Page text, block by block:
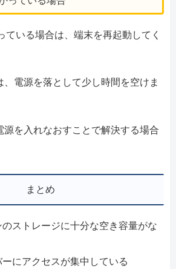
ている場合は、端末を再起動してく
電源を落として少し時間を空けま
源を入れなおすことで解決する場合
まとめ
ストレージに十分な空き容量がな
にアクセスが集中している